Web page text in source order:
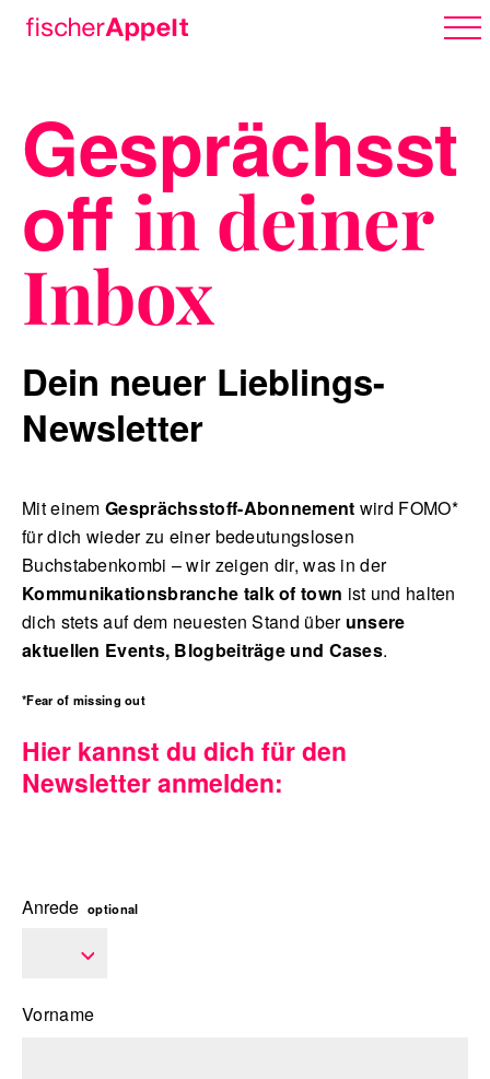
Über uns
Arbeiten
Karriere
Blog
Nachhaltigkeit
Kontakt
Gesprächsst
off in deiner
Inbox
Dein neuer Lieblings-
Newsletter
Mit einem Gesprächsstoff-Abonnement wird FOMO*
für dich wieder zu einer bedeutungslosen
Buchstabenkombi – wir zeigen dir, was in der
Kommunikationsbranche talk of town ist und halten
dich stets auf dem neuesten Stand über unsere
aktuellen Events, Blogbeiträge und Cases.
*Fear of missing out
Hier kannst du dich für den
Newsletter anmelden:
Anrede optional
Vorname